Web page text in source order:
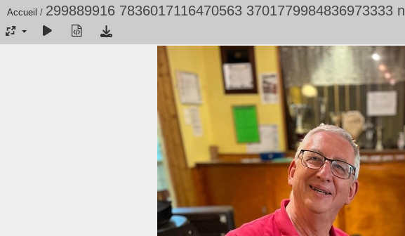
Accueil / 299889916 7836017116470563 3701779984836973333 n